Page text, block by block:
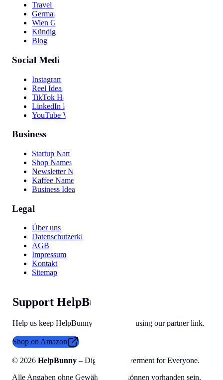
Travel Hub
Germany Guide
Wien Guide
Kündigung
Blog
Social Media
Instagram Bio
Reel Ideas
TikTok Hooks
LinkedIn Post
YouTube Video
Business
Startup Names
Shop Names
Newsletter Names
Kaffee Namen
Business Ideas
Legal
Über uns
Datenschutzerklärung
AGB
Impressum
Kontakt
Sitemap
Support HelpBunny
Help us keep HelpBunny tools free by using our partner link.
Shop on Amazon
© 2026 HelpBunny – Digital Empowerment for Everyone.
Alle Angaben ohne Gewähr, Fehler können vorhanden sein,